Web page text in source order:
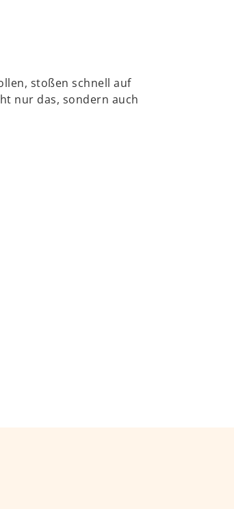
stoßen schnell auf
nur das, sondern auch